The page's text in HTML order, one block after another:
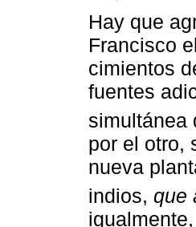
Hay que
Francisco
cimientos
fuentes
simultánea
por el otro,
nueva
indios, que